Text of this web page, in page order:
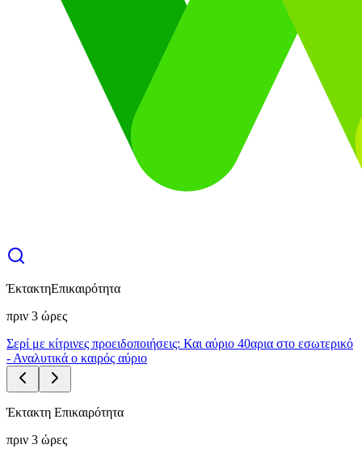
ΈκτακτηΕπικαιρότητα
πριν 3 ώρες
Σερί με κίτρινες προειδοποιήσεις: Και αύριο 40αρια στο εσωτερικό
- Αναλυτικά ο καιρός αύριο
Έκτακτη Επικαιρότητα
πριν 3 ώρες